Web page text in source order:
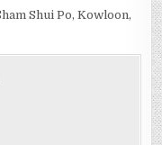
Shui Po, Kowloon,